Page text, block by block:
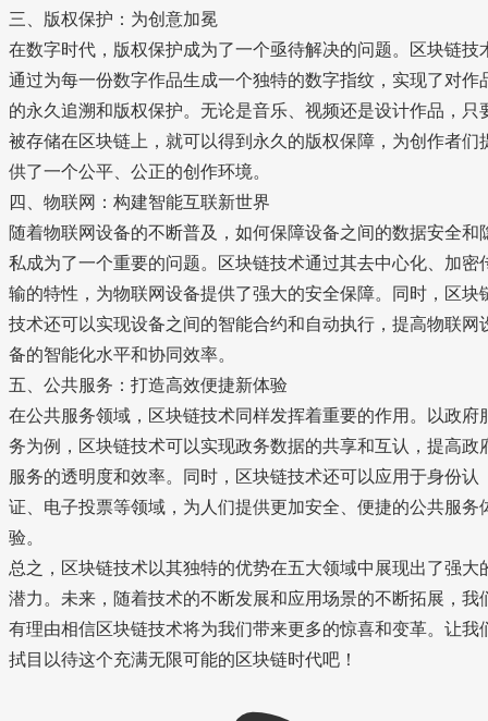
三、版权保护：为创意加冕
在数字时代，版权保护成为了一个亟待解决的问题。区块链技
通过为每一份数字作品生成一个独特的数字指纹，实现了对作
的永久追溯和版权保护。无论是音乐、视频还是设计作品，只
被存储在区块链上，就可以得到永久的版权保障，为创作者们
供了一个公平、公正的创作环境。
四、物联网：构建智能互联新世界
随着物联网设备的不断普及，如何保障设备之间的数据安全和
私成为了一个重要的问题。区块链技术通过其去中心化、加密
输的特性，为物联网设备提供了强大的安全保障。同时，区块
技术还可以实现设备之间的智能合约和自动执行，提高物联网
备的智能化水平和协同效率。
五、公共服务：打造高效便捷新体验
在公共服务领域，区块链技术同样发挥着重要的作用。以政府
务为例，区块链技术可以实现政务数据的共享和互认，提高政
服务的透明度和效率。同时，区块链技术还可以应用于身份认
证、电子投票等领域，为人们提供更加安全、便捷的公共服务
验。
总之，区块链技术以其独特的优势在五大领域中展现出了强大
潜力。未来，随着技术的不断发展和应用场景的不断拓展，我
有理由相信区块链技术将为我们带来更多的惊喜和变革。让我
拭目以待这个充满无限可能的区块链时代吧！